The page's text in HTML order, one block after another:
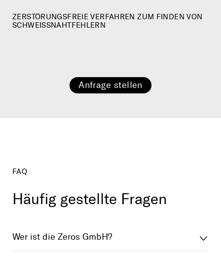
ZERSTÖRUNGSFREIE VERFAHREN ZUM FINDEN VON
SCHWEISSNAHTFEHLERN
Anfrage stellen
FAQ
Häufig gestellte Fragen
Wer ist die Zeros GmbH?